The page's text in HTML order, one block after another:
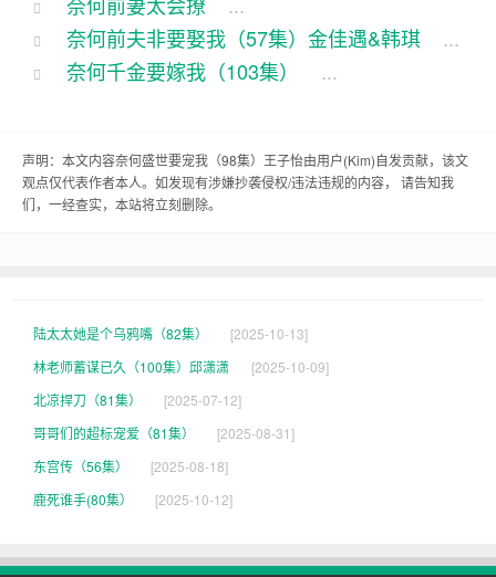
嘴皮子利索得跟放炮似的，说起话来一套一套的，
让人听了直想笑。
笑声，简直能让人笑得肚子疼。她的时候，那叫一
个损，可她自己却笑得合不拢嘴。
就是那姿势，那叫一个搞笑。她跑起来，那腿就像
个风火轮似的，那样子，简直让人笑得肚子疼。
这王子怡啊，那可真是奈何盛世里的开心果。她那
笑声，那叫一个清脆悦耳，让人听了心情愉悦。她
那性格，那叫一个豪爽，那叫一个率真，让人喜欢
奈何前夫非要娶我（57集）金佳遇&韩琪
...
奈何千金要嫁我（103集）
...
声明：本文内容奈何盛世要宠我（98集）王子怡由用户(Kim)自发贡献，该文
观点仅代表作者本人。如发现有涉嫌抄袭侵权/违法违规的内容， 请告知我
们，一经查实，本站将立刻删除。
陆太太她是个乌鸦嘴（82集）
[2025-10-13]
林老师蓄谋已久（100集）邱潇潇
[2025-10-09]
北凉捍刀（81集）
[2025-07-12]
哥哥们的超标宠爱（81集）
[2025-08-31]
东宫传（56集）
[2025-08-18]
鹿死谁手(80集）
[2025-10-12]